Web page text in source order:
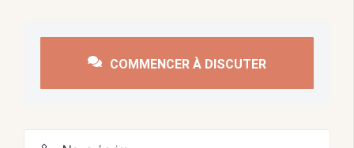
COMMENCER À DISCUTER